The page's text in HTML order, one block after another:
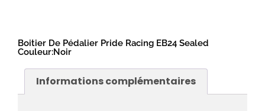
Boitier De Pédalier Pride Racing EB24 Sealed
Couleur:Noir
Informations complémentaires